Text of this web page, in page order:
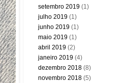
setembro 2019 (1)
julho 2019 (1)
junho 2019 (1)
maio 2019 (1)
abril 2019 (2)
janeiro 2019 (4)
dezembro 2018 (8)
novembro 2018 (5)